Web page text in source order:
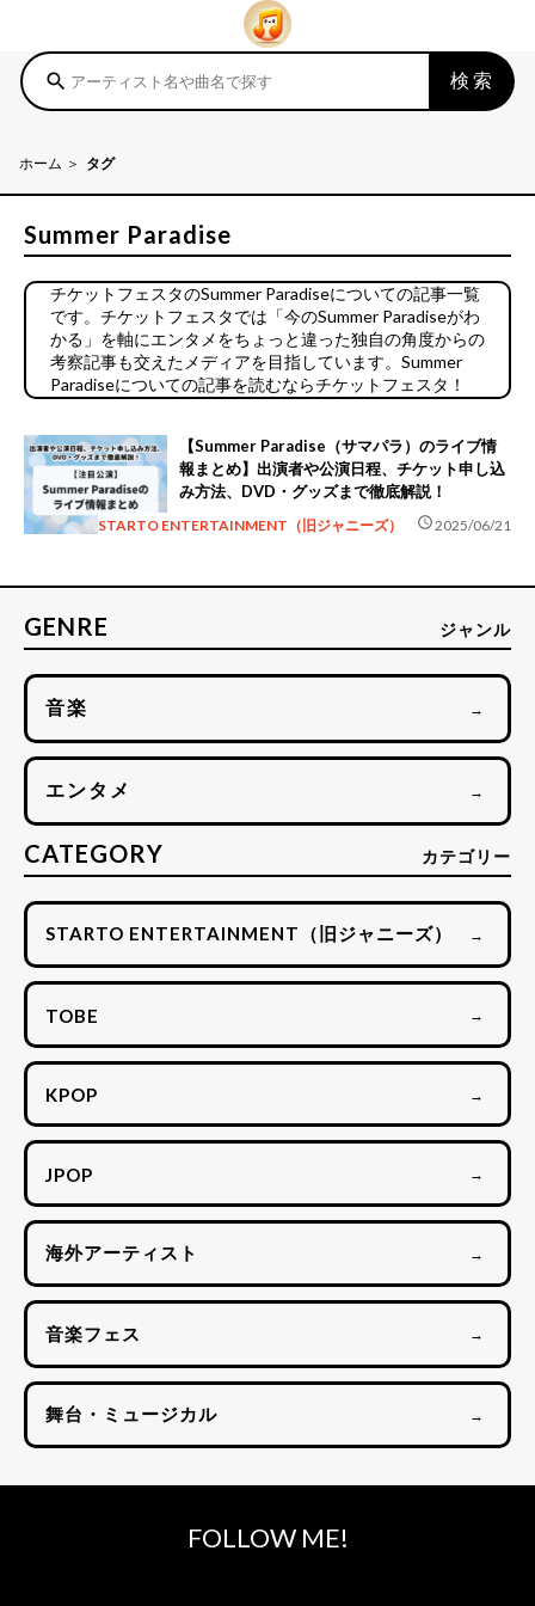
search 検索
ホーム タグ
Summer Paradise
チケットフェスタのSummer Paradiseについての記事一覧
です。チケットフェスタでは「今のSummer Paradiseがわ
かる」を軸にエンタメをちょっと違った独自の角度からの
考察記事も交えたメディアを目指しています。Summer
Paradiseについての記事を読むならチケットフェスタ！
【Summer Paradise（サマパラ）のライブ情
報まとめ】出演者や公演日程、チケット申し込
み方法、DVD・グッズまで徹底解説！
STARTO ENTERTAINMENT（旧ジャニーズ） schedule2025/06/21
GENRE ジャンル
音楽 →
エンタメ →
CATEGORY カテゴリー
STARTO ENTERTAINMENT（旧ジャニーズ） →
TOBE →
KPOP →
JPOP →
海外アーティスト →
音楽フェス →
舞台・ミュージカル →
FOLLOW ME!